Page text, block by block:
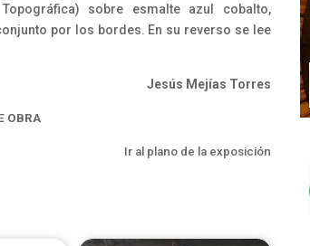
sobre esmalte azul cobalto,
por los bordes. En su reverso se lee
Jesús Mejías Torres
OBRA
Ir al plano de la exposición